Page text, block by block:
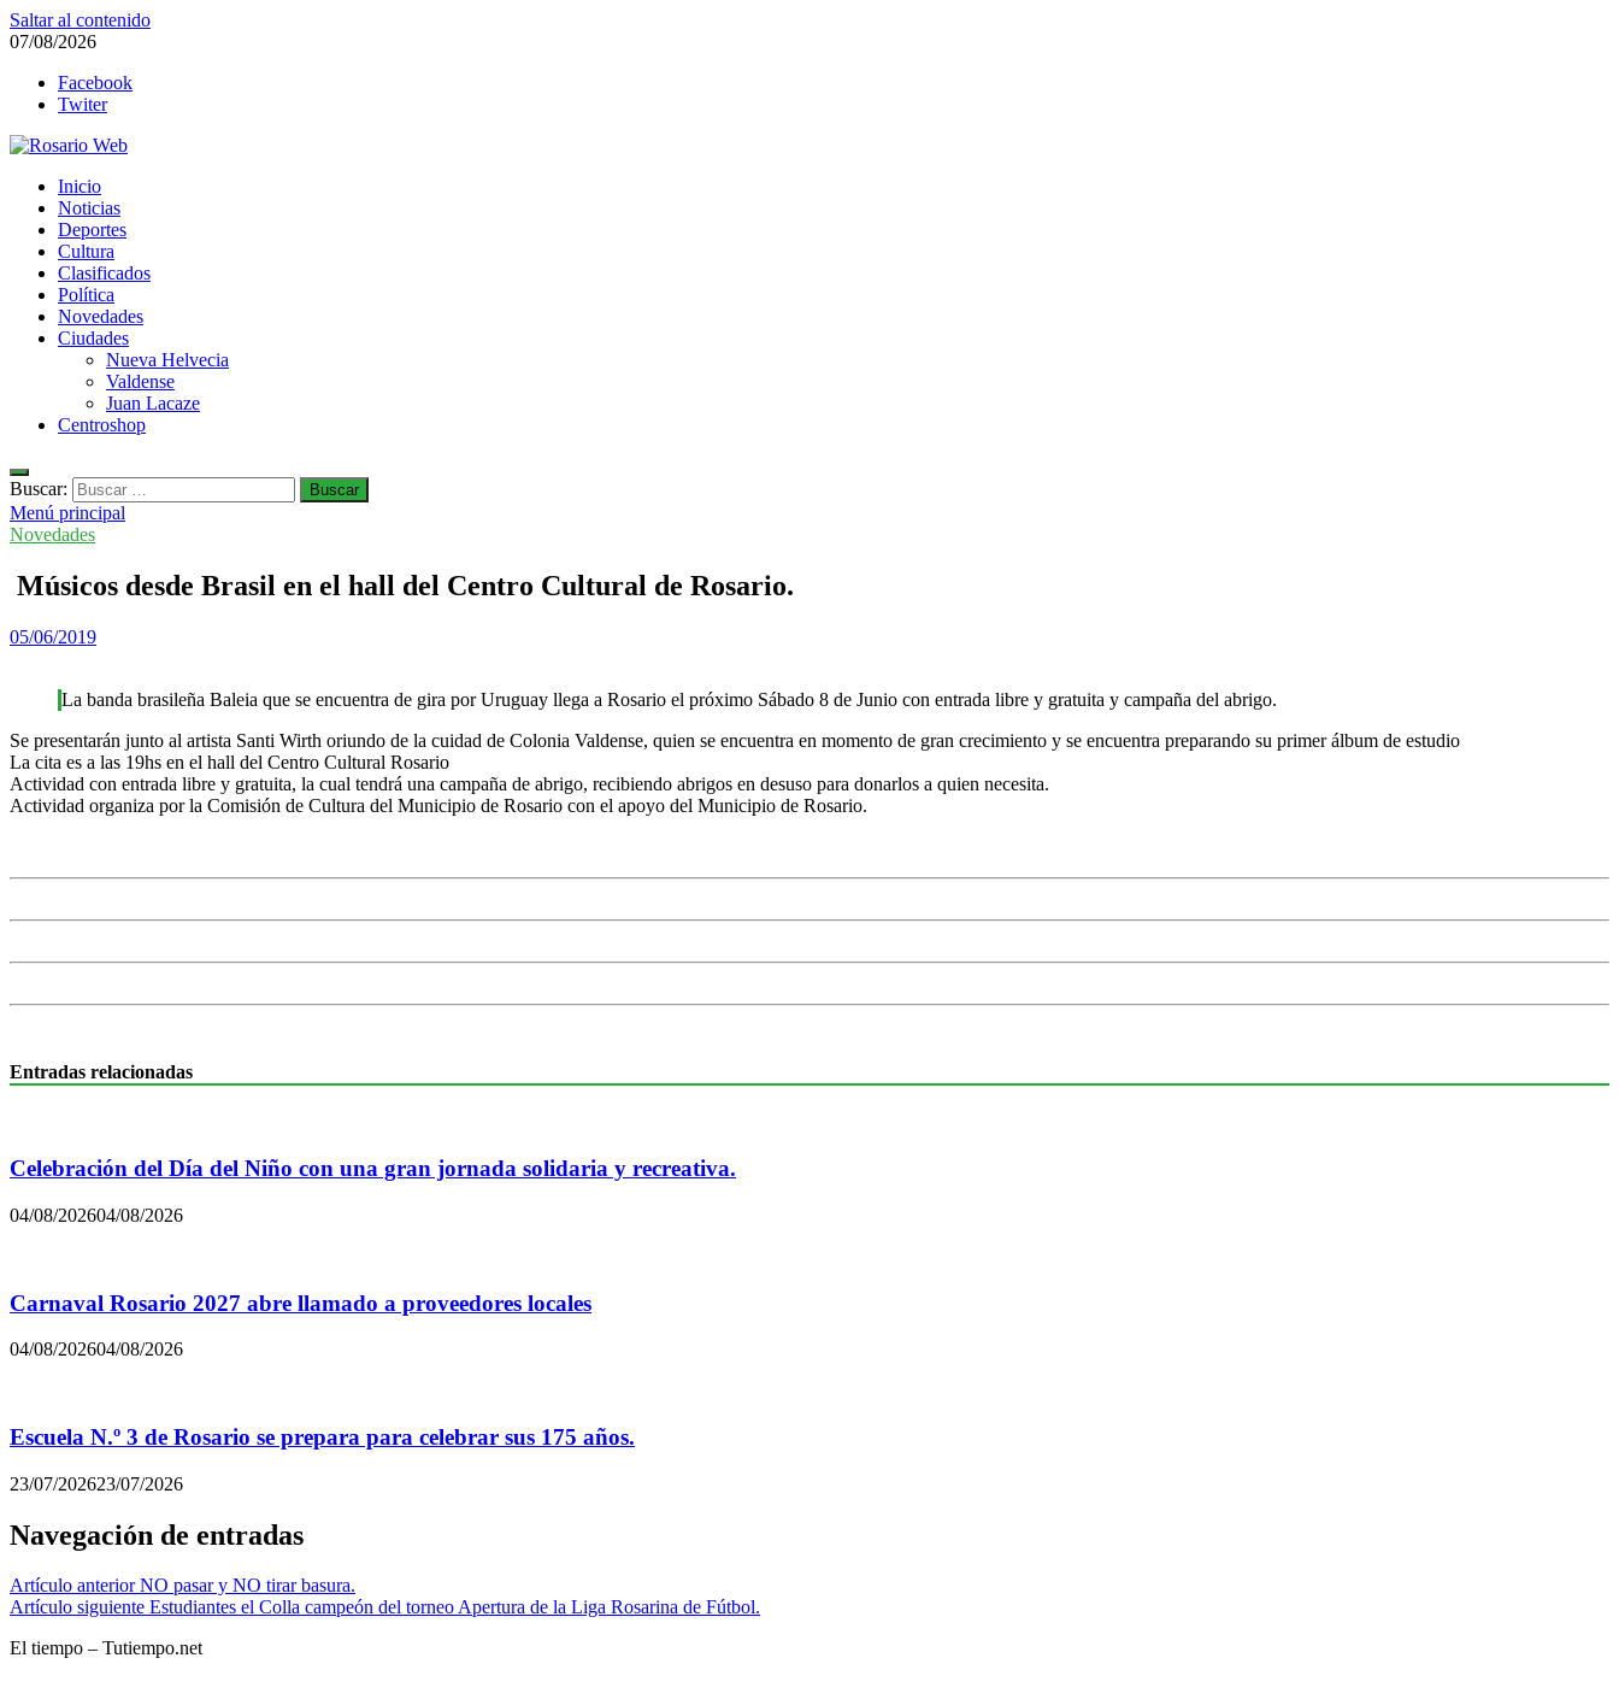
Saltar al contenido
07/08/2026
Facebook
Twiter
Rosario Web
Todas la noticias de Rosario y la zona
Inicio
Noticias
Deportes
Cultura
Clasificados
Política
Novedades
Ciudades
Nueva Helvecia
Valdense
Juan Lacaze
Centroshop
Buscar:
Menú principal
Novedades
Músicos desde Brasil en el hall del Centro Cultural de Rosario.
05/06/2019
La banda brasileña Baleia que se encuentra de gira por Uruguay llega a Rosario el próximo Sábado 8 de Junio con entrada libre y gratuita y campaña del abrigo.
Se presentarán junto al artista Santi Wirth oriundo de la cuidad de Colonia Valdense, quien se encuentra en momento de gran crecimiento y se encuentra preparando su primer álbum de estudio
La cita es a las 19hs en el hall del Centro Cultural Rosario
Actividad con entrada libre y gratuita, la cual tendrá una campaña de abrigo, recibiendo abrigos en desuso para donarlos a quien necesita.
Actividad organiza por la Comisión de Cultura del Municipio de Rosario con el apoyo del Municipio de Rosario.
Entradas relacionadas
Celebración del Día del Niño con una gran jornada solidaria y recreativa.
04/08/202604/08/2026
Carnaval Rosario 2027 abre llamado a proveedores locales
04/08/202604/08/2026
Escuela N.º 3 de Rosario se prepara para celebrar sus 175 años.
23/07/202623/07/2026
Navegación de entradas
Artículo anterior NO pasar y NO tirar basura.
Artículo siguiente Estudiantes el Colla campeón del torneo Apertura de la Liga Rosarina de Fútbol.
El tiempo – Tutiempo.net